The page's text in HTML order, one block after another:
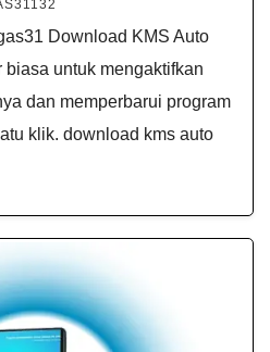
Download KMS Auto
untuk mengaktifkan
dan memperbarui program
klik. download kms auto